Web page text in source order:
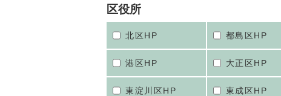
区役所
北区HP 都島区HP
港区HP 大正区HP
東淀川区HP 東成区HP